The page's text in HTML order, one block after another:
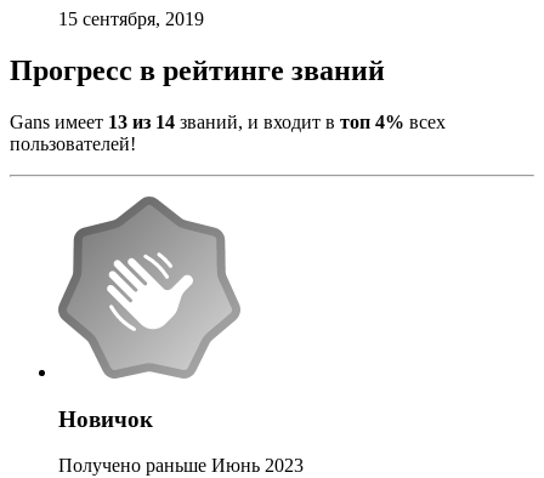
15 сентября, 2019
Прогресс в рейтинге званий
Gans имеет 13 из 14 званий, и входит в топ 4% всех
пользователей!
Новичок
Получено раньше Июнь 2023